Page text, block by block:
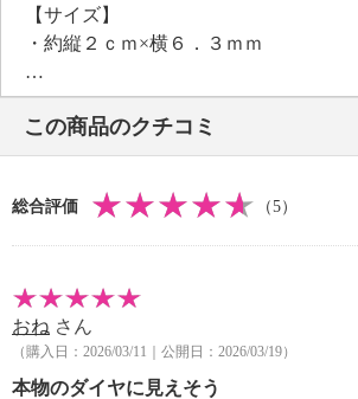
【サイズ】
・約縦２ｃｍ×横６．３ｍｍ
【使用素材】
・真鍮
【メッキ素材】
・材質：シルバートーンコート
・個体差あり
【原産国（地）】
この商品のクチコミ
総合評価 （5）
おね さん
（購入日：2026/03/11｜公開日：2026/03/19）
本物のダイヤに見えそう